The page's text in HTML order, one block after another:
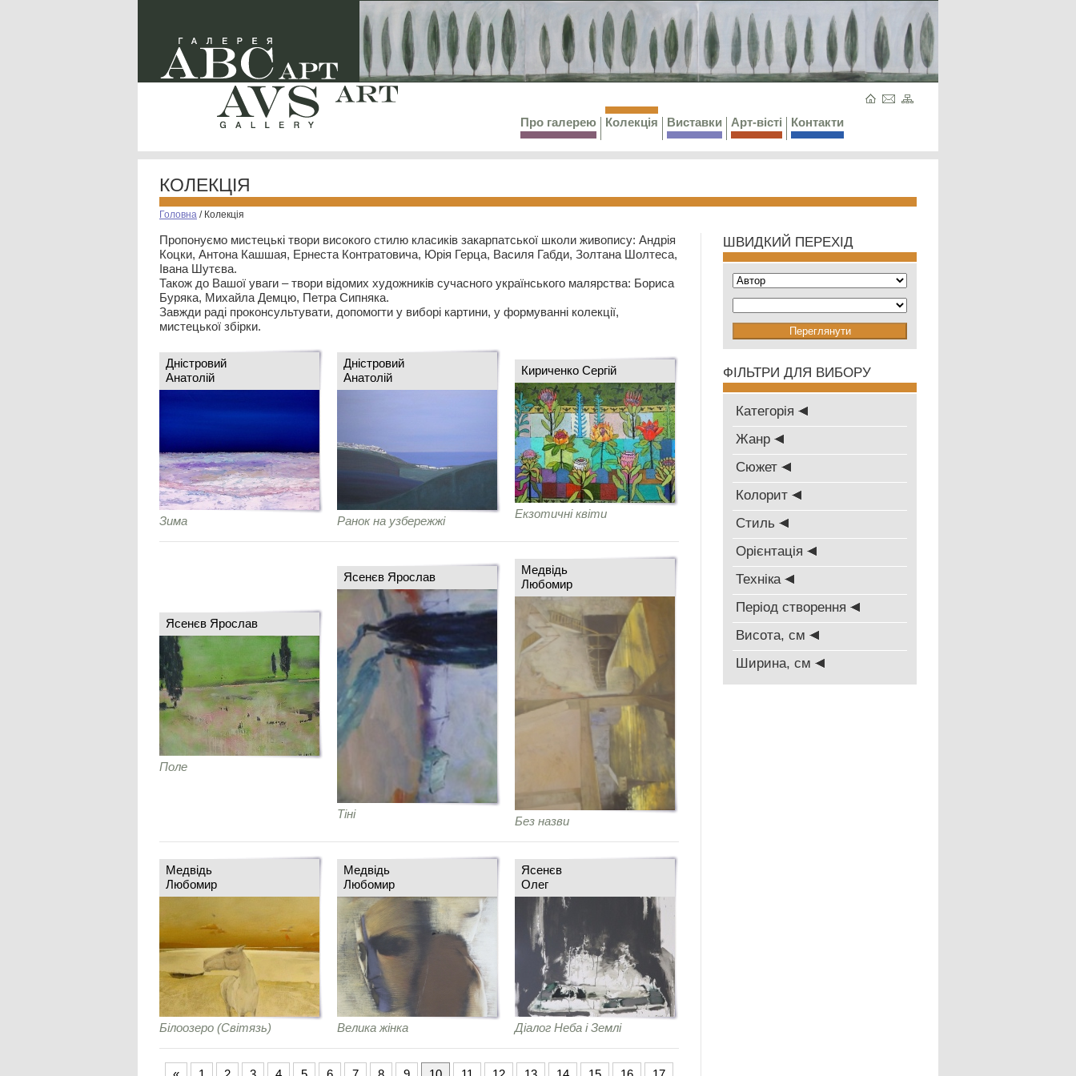
Про галерею Колекція Виставки Арт-вісті Контакти
КОЛЕКЦІЯ
Головна / Колекція
Пропонуємо мистецькі твори високого стилю класиків закарпатської школи живопису: Андрія
Коцки, Антона Кашшая, Ернеста Контратовича, Юрія Герца, Василя Габди, Золтана Шолтеса,
Івана Шутєва.
Також до Вашої уваги – твори відомих художників сучасного українського малярства: Бориса
Буряка, Михайла Демцю, Петра Сипняка.
Завжди раді проконсультувати, допомогти у виборі картини, у формуванні колекції,
мистецької збірки.
Дністровий
Анатолій
Зима
Дністровий
Анатолій
Ранок на узбережжі
Кириченко Сергій
Екзотичні квіти
Ясенєв Ярослав
Поле
Ясенєв Ярослав
Тіні
Медвідь
Любомир
Без назви
Медвідь
Любомир
Білоозеро (Світязь)
Медвідь
Любомир
Велика жінка
Ясенєв
Олег
Діалог Неба і Землі
ШВИДКИЙ ПЕРЕХІД
ФІЛЬТРИ ДЛЯ ВИБОРУ
Категорія
Жанр
Сюжет
Колорит
Стиль
Oрієнтація
Техніка
Період створення
Висота, см
Ширина, см